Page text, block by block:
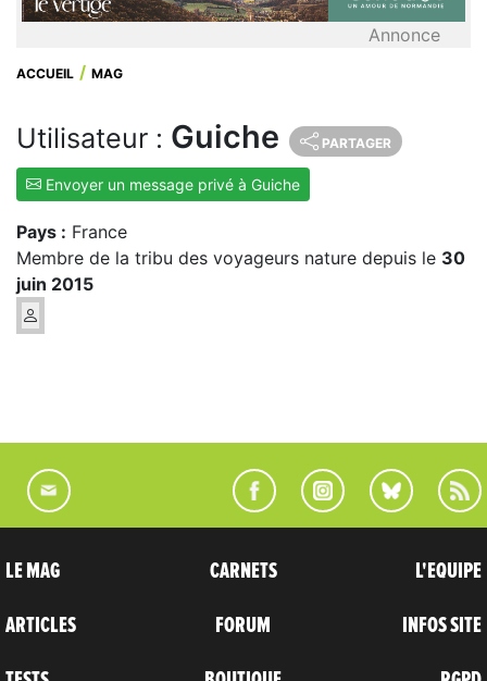
Annonce
ACCUEIL MAG
Utilisateur : Guiche PARTAGER
Envoyer un message privé à Guiche
Pays : France
Membre de la tribu des voyageurs nature depuis le 30
juin 2015
LE MAG
ARTICLES
CARNETS
FORUM
L'EQUIPE
INFOS SITE